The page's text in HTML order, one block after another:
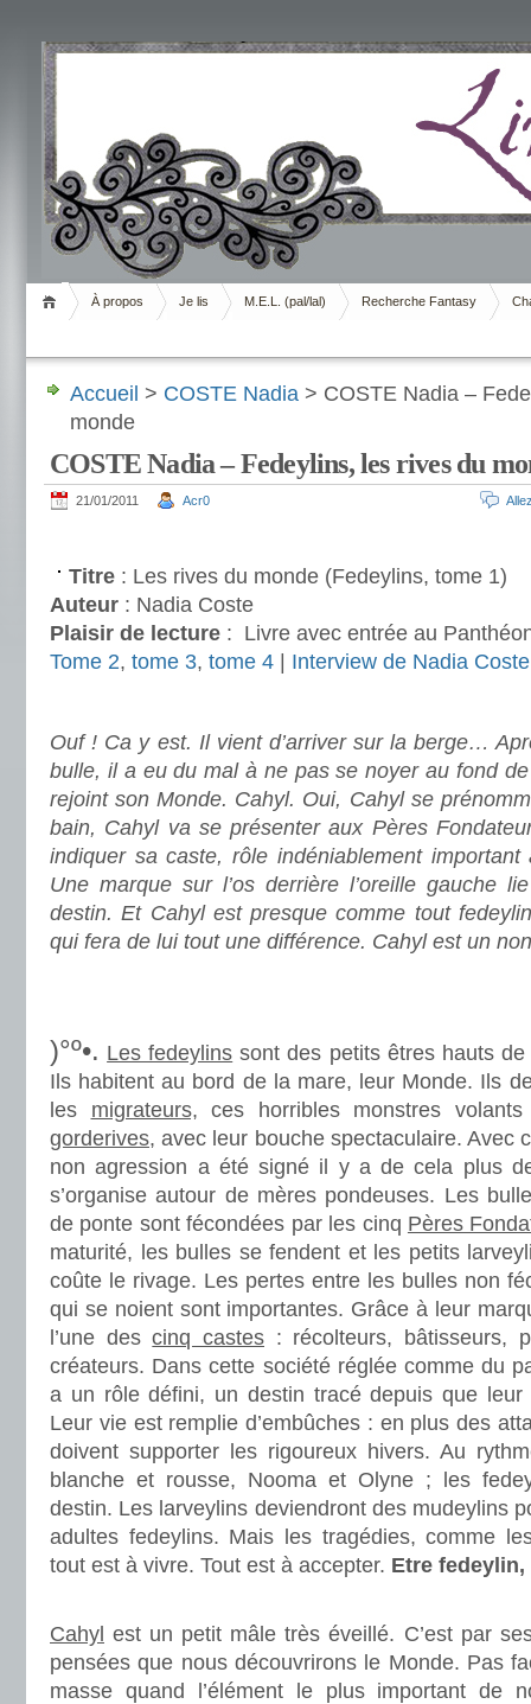
Livrement
À propos Je lis M.E.L. (pal/lal) Recherche Fantasy
Accueil > COSTE Nadia > COSTE Nadia –
monde
COSTE Nadia – Fedeylins, les rives du
21/01/2011 Acr0
Titre : Les rives du monde (Fedeylins, tome 1)
Auteur : Nadia Coste
Plaisir de lecture : Livre avec entrée au
Tome 2, tome 3, tome 4
Interview de Nadia Coste
Ouf ! Ca y est. Il vient d’arriver sur la berge…
bulle, il a eu du mal à ne pas se noyer au fond
rejoint son Monde. Cahyl. Oui, Cahyl se
bain, Cahyl va se présenter aux Pères
indiquer sa caste, rôle indéniablement
Une marque sur l’os derrière l’oreille gauche
destin. Et Cahyl est presque comme tout
qui fera de lui tout une différence. Cahyl est un
)°º•. Les fedeylins sont des petits êtres hauts
Ils habitent au bord de la mare, leur Monde. Ils
les migrateurs, ces horribles monstres
gorderives, avec leur bouche spectaculaire. Avec
non agression a été signé il y a de cela plus
s’organise autour de mères pondeuses. Les
de ponte sont fécondées par les cinq Pères
maturité, les bulles se fendent et les petits
coûte le rivage. Les pertes entre les bulles non
qui se noient sont importantes. Grâce à leur
l’une descinq castes : récolteurs, bâtisseurs,
créateurs. Dans cette société réglée comme du
a un rôle défini, un destin tracé depuis que leur
Leur vie est remplie d’embûches : en plus des
doivent supporter les rigoureux hivers. Au
blanche et rousse, Nooma et Olyne ; les
destin. Les larveylins deviendront des mudeylins
adultes fedeylins. Mais les tragédies, comme
tout est à vivre. Tout est à accepter. Etre fedeylin,
Cahyl est un petit mâle très éveillé. C’est par
pensées que nous découvrirons le Monde. Pas
masse quand l’élément le plus important de